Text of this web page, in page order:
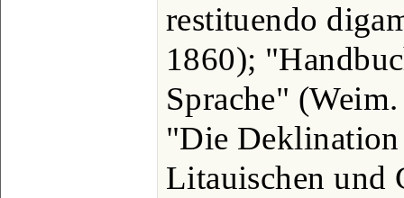
restituendo
1860);
Sprache"
"Die
Litauischen und